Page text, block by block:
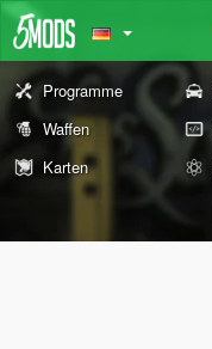
Programme
Waffen
Karten